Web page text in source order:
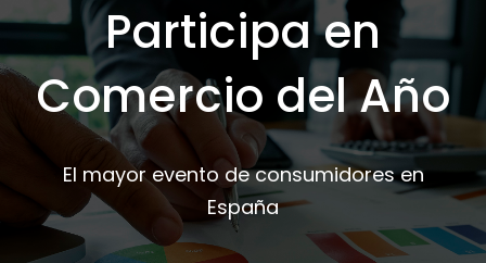
Participa en
Comercio del Año
El mayor evento de consumidores en
España